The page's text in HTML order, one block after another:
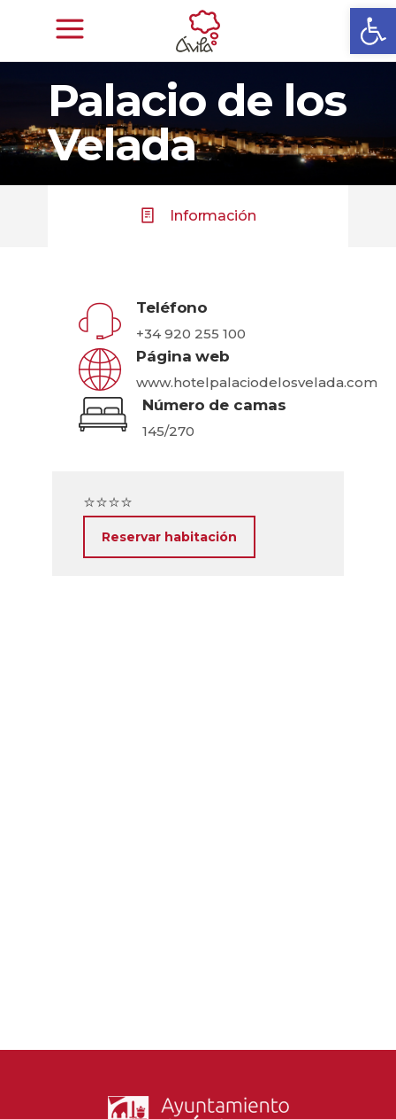
Palacio de los
Velada
Información
Teléfono
+34 920 255 100
Página web
www.hotelpalaciodelosvelada.com
Número de camas
145/270
⭐⭐⭐⭐
Reservar habitación